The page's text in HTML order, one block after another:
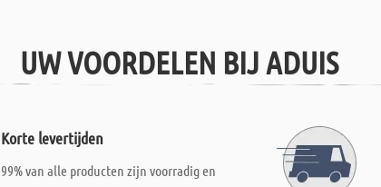
UW VOORDELEN BIJ ADUIS
Korte levertijden
99% van alle producten zijn voorradig en